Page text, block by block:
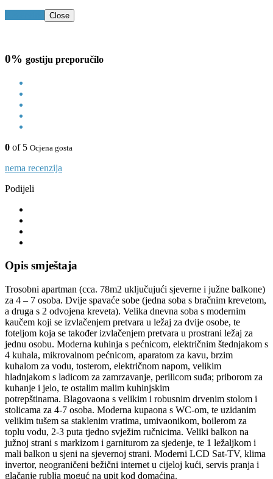
Close
0% gostiju preporučilo
0 of 5 Ocjena gosta
nema recenzija
Podijeli
Opis smještaja
Trosobni apartman (cca. 78m2 uključujući sjeverne i južne balkone)
za 4 – 7 osoba. Dvije spavaće sobe (jedna soba s bračnim krevetom,
a druga s 2 odvojena kreveta). Velika dnevna soba s modernim
kaučem koji se izvlačenjem pretvara u ležaj za dvije osobe, te
foteljom koja se također izvlačenjem pretvara u prostrani ležaj za
jednu osobu. Moderna kuhinja s pećnicom, električnim štednjakom s
4 kuhala, mikrovalnom pećnicom, aparatom za kavu, brzim
kuhalom za vodu, tosterom, električnom napom, velikim
hladnjakom s ladicom za zamrzavanje, perilicom suđa; priborom za
kuhanje i jelo, te ostalim malim kuhinjskim
potrepštinama. Blagovaona s velikim i robusnim drvenim stolom i
stolicama za 4-7 osoba. Moderna kupaona s WC-om, te uzidanim
velikim tušem sa staklenim vratima, umivaonikom, boilerom za
toplu vodu, 2-3 puta tjedno svježim ručnicima. Veliki balkon na
južnoj strani s markizom i garniturom za sjedenje, te 1 ležaljkom i
mali balkon u sjeni na sjevernoj strani. Moderni LCD Sat-TV, klima
invertor, neograničeni bežični internet u cijeloj kući, servis pranja i
glačanje rublja moguć na upit kod domaćina.